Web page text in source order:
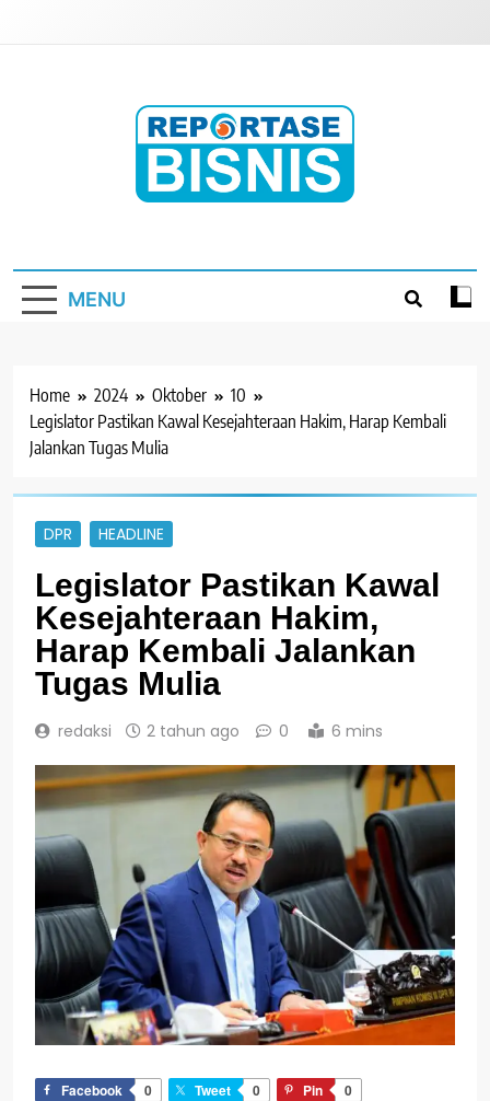
MENU
Home 2024 Oktober
10
Legislator Pastikan Kawal Kesejahteraan Hakim, Harap Kembali
Jalankan Tugas Mulia
DPR HEADLINE
Legislator Pastikan Kawal
Kesejahteraan Hakim,
Harap Kembali Jalankan
Tugas Mulia
redaksi 2 tahun ago 0 6 mins
Facebook 0 Tweet 0 Pin
0